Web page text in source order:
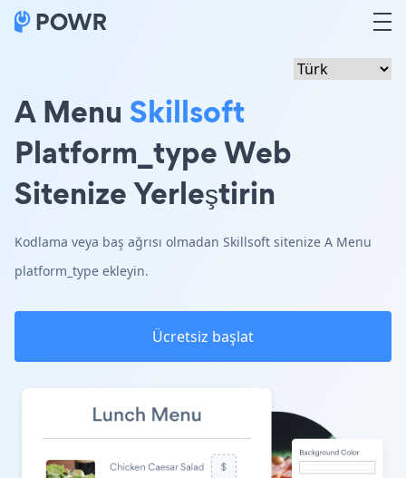
A Menu Skillsoft
Platform_type Web
Sitenize Yerleştirin
Kodlama veya baş ağrısı olmadan Skillsoft sitenize A Menu
platform_type ekleyin.
Ücretsiz başlat